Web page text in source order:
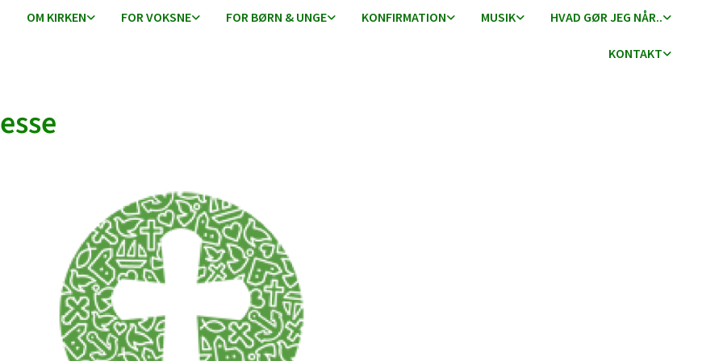
OM KIRKEN FOR VOKSNE FOR BØRN & UNGE KONFIRMATION MUSIK HVAD GØR JEG NÅR..
KONTAKT